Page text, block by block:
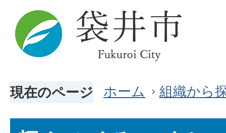
現在のページ ホーム 組織から